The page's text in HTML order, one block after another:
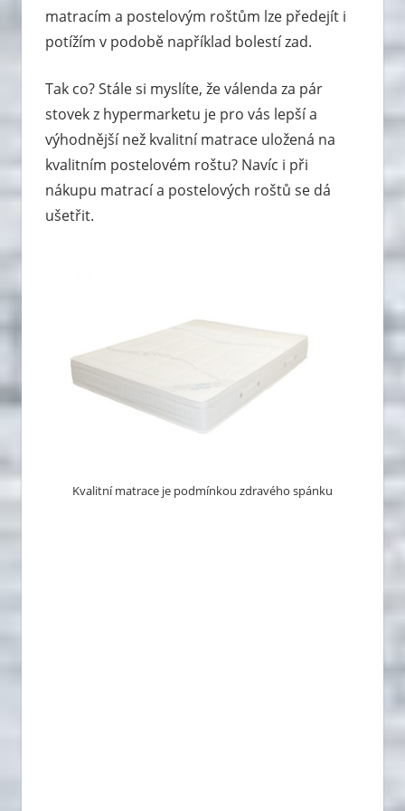
matracím a postelovým roštům lze předejít i
potížím v podobě například bolestí zad.
Tak co? Stále si myslíte, že válenda za pár
stovek z hypermarketu je pro vás lepší a
výhodnější než kvalitní matrace uložená na
kvalitním postelovém roštu? Navíc i při
nákupu matrací a postelových roštů se dá
ušetřit.
Kvalitní matrace je podmínkou zdravého spánku